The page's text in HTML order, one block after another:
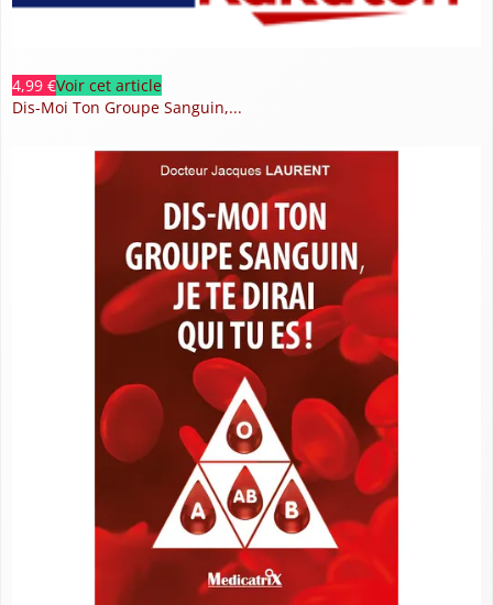
4,99 €Voir cet article
Dis-Moi Ton Groupe Sanguin,...